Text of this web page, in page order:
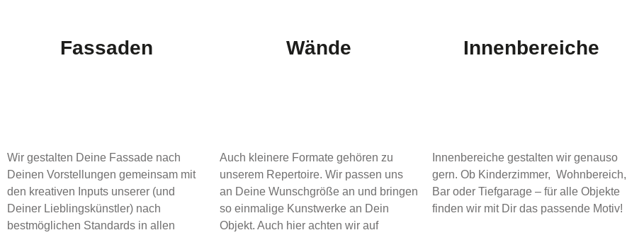
Fassaden
Wir gestalten Deine Fassade nach
Deinen Vorstellungen gemeinsam mit
den kreativen Inputs unserer (und
Deiner Lieblingskünstler) nach
bestmöglichen Standards in allen
Wände
Auch kleinere Formate gehören zu
unserem Repertoire. Wir passen uns
an Deine Wunschgröße an und bringen
so einmalige Kunstwerke an Dein
Objekt. Auch hier achten wir auf
Innenbereiche
Innenbereiche gestalten wir genauso
gern. Ob Kinderzimmer, Wohnbereich,
Bar oder Tiefgarage – für alle Objekte
finden wir mit Dir das passende Motiv!